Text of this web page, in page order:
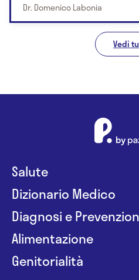
Dr. Domenico Labonia
Vedi
Salute
Dizionario Medico
Diagnosi e
Alimentazione
Genitorialità